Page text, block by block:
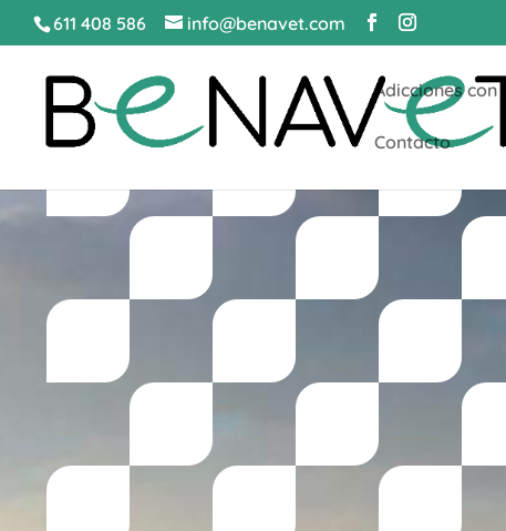
611 408 586 info@benavet.com
Adicciones con
Contacto